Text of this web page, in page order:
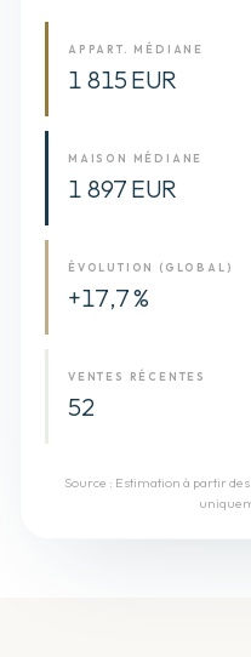
APPART. MÉDIANE
1 815 EUR
MAISON MÉDIANE
1 897 EUR
ÉVOLUTION (GLOBAL)
+17,7 %
VENTES RÉCENTES
52
Source : Estimation à partir